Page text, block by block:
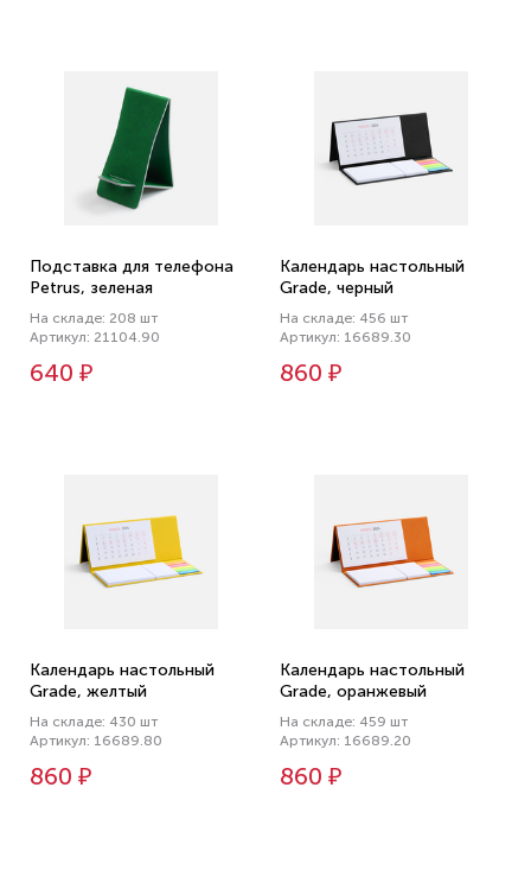
Подставка для телефона
Petrus, зеленая
На складе: 208 шт
Артикул: 21104.90
640 ₽
Календарь настольный
Grade, черный
На складе: 456 шт
Артикул: 16689.30
860 ₽
Календарь настольный
Grade, желтый
На складе: 430 шт
Артикул: 16689.80
860 ₽
Календарь настольный
Grade, оранжевый
На складе: 459 шт
Артикул: 16689.20
860 ₽